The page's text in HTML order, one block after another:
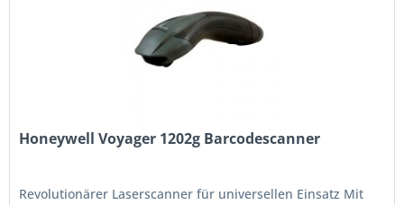
Honeywell Voyager 1202g Barcodescanner
Revolutionärer Laserscanner für universellen Einsatz Mit